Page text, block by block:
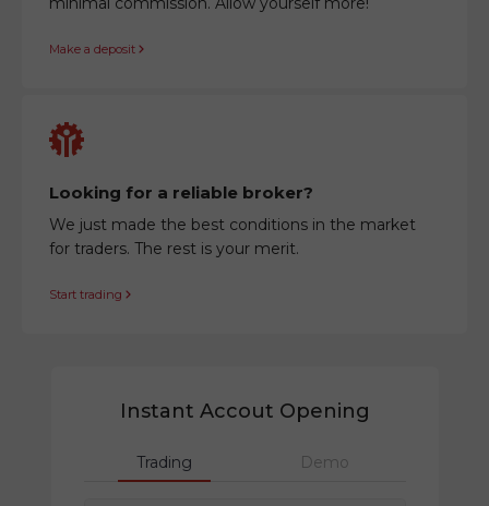
Make a deposit
Looking for a reliable broker?
We just made the best conditions in the market
for traders. The rest is your merit.
Start trading
Instant Accout Opening
Trading Demo